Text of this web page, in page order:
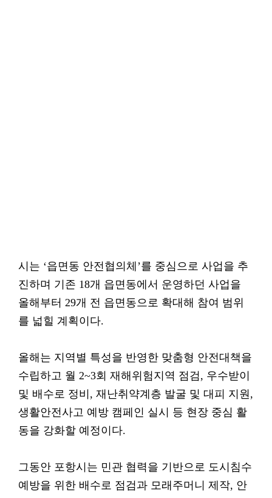
시는 ‘읍면동 안전협의체’를 중심으로 사업을 추
진하며 기존 18개 읍면동에서 운영하던 사업을
올해부터 29개 전 읍면동으로 확대해 참여 범위
를 넓힐 계획이다.
올해는 지역별 특성을 반영한 맞춤형 안전대책을
수립하고 월 2~3회 재해위험지역 점검, 우수받이
및 배수로 정비, 재난취약계층 발굴 및 대피 지원,
생활안전사고 예방 캠페인 실시 등 현장 중심 활
동을 강화할 예정이다.
그동안 포항시는 민관 협력을 기반으로 도시침수
예방을 위한 배수로 점검과 모래주머니 제작, 안